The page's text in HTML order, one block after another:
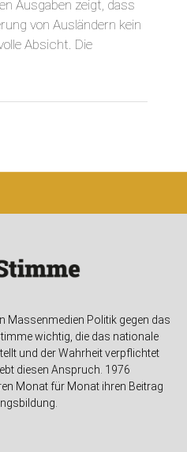
Ausgaben zeigt, dass
von Ausländern kein
Absicht. Die
Massenmedien Politik gegen das
wichtig, die das nationale
und der Wahrheit verpflichtet
diesen Anspruch. 1976
Monat für Monat ihren Beitrag